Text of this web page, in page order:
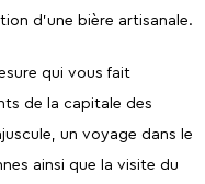
d’une bière artisanale.
qui vous fait
de la capitale des
un voyage dans le
ainsi que la visite du